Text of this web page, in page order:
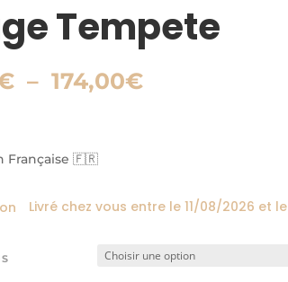
Tempete
– 174,00€Plage
Française 🇫🇷
Livré chez vous entre le 11/08/2026 et le